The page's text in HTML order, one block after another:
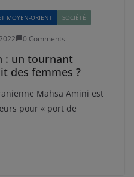
MOYEN-ORIENT SOCIÉTÉ
0 Comments
: un tournant
des femmes ?
Mahsa Amini est
pour « port de